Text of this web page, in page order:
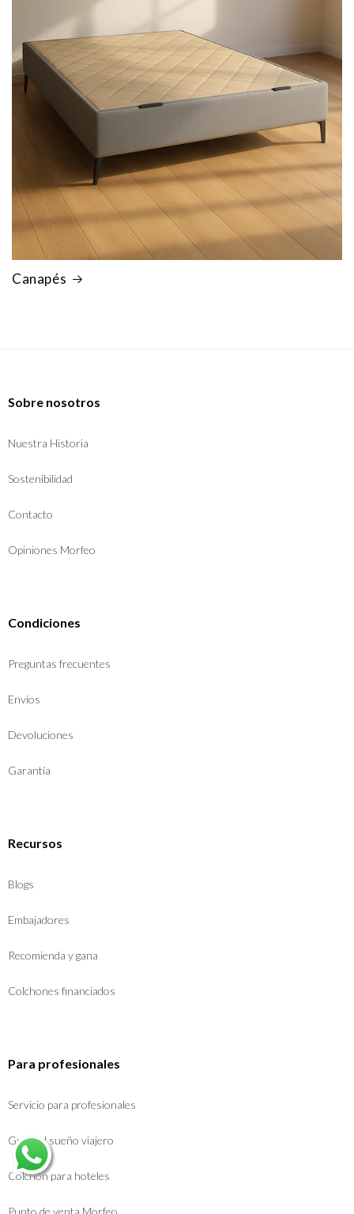
Canapés
Sobre nosotros
Nuestra Historia
Sostenibilidad
Contacto
Opiniones Morfeo
Condiciones
Preguntas frecuentes
Envíos
Devoluciones
Garantía
Recursos
Blogs
Embajadores
Recomienda y gana
Colchones financiados
Para profesionales
Servicio para profesionales
Guía del sueño viajero
Colchón para hoteles